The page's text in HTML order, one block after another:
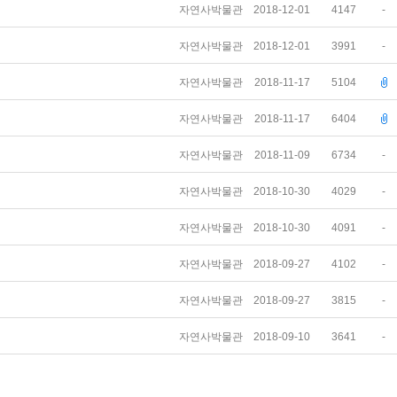
자연사박물관 2018-12-01 4147 -
자연사박물관 2018-12-01 3991 -
자연사박물관 2018-11-17 5104
자연사박물관 2018-11-17 6404
자연사박물관 2018-11-09 6734 -
자연사박물관 2018-10-30 4029 -
자연사박물관 2018-10-30 4091 -
자연사박물관 2018-09-27 4102 -
자연사박물관 2018-09-27 3815 -
자연사박물관 2018-09-10 3641 -